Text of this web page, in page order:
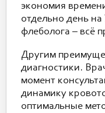
экономия
отдельно день
флеболога – всё
Другим
диагностики.
момент
динамику
оптимальные